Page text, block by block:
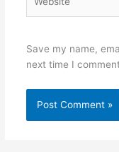
Save my name,
next time I